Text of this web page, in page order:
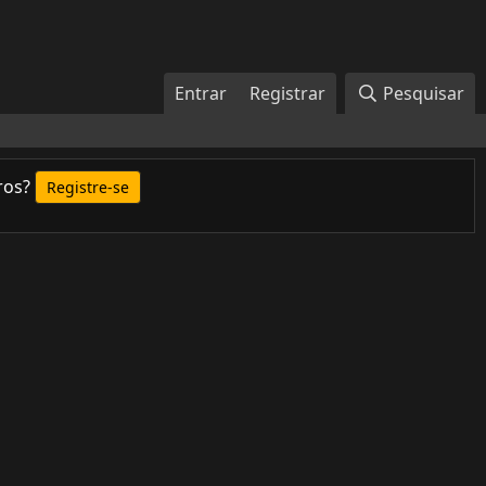
Entrar Registrar Pesquisar
Registre-se